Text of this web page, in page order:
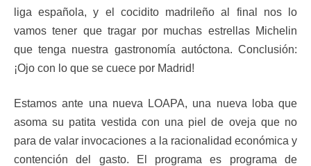
liga española, y el cocidito madrileño al final nos lo
vamos tener que tragar por muchas estrellas Michelin
que tenga nuestra gastronomía autóctona. Conclusión:
¡Ojo con lo que se cuece por Madrid!
Estamos ante una nueva LOAPA, una nueva loba que
asoma su patita vestida con una piel de oveja que no
para de valar invocaciones a la racionalidad económica y
contención del gasto. El programa es programa de